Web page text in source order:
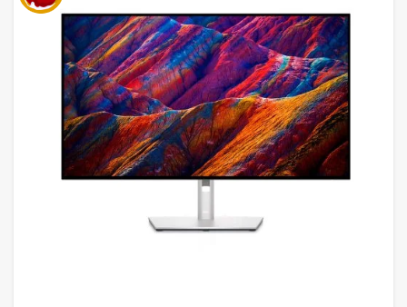
Màn Hình Gaming MSI MAG 275F 27 inch FHD IPS
180Hz 0.5ms